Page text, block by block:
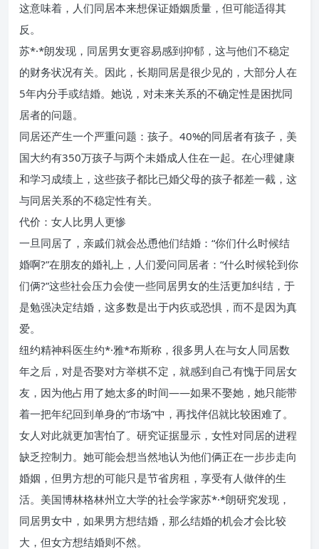
这意味着，人们同居本来想保证婚姻质量，但可能适得其
反。
苏*·*朗发现，同居男女更容易感到抑郁，这与他们不稳定
的财务状况有关。因此，长期同居是很少见的，大部分人在
5年内分手或结婚。她说，对未来关系的不确定性是困扰同
居者的问题。
同居还产生一个严重问题：孩子。40%的同居者有孩子，美
国大约有350万孩子与两个未婚成人住在一起。在心理健康
和学习成绩上，这些孩子都比已婚父母的孩子都差一截，这
与同居关系的不稳定性有关。
代价：女人比男人更惨
一旦同居了，亲戚们就会怂恿他们结婚：“你们什么时候结
婚啊?”在朋友的婚礼上，人们爱问同居者：“什么时候轮到你
们俩?”这些社会压力会使一些同居男女的生活更加纠结，于
是勉强决定结婚，这多数是出于内疚或恐惧，而不是因为真
爱。
纽约精神科医生约*·雅*布斯称，很多男人在与女人同居数
年之后，对是否娶对方举棋不定，就感到自己有愧于同居女
友，因为他占用了她太多的时间——如果不娶她，她只能带
着一把年纪回到单身的“市场”中，再找伴侣就比较困难了。
女人对此就更加害怕了。研究证据显示，女性对同居的进程
缺乏控制力。她可能会想当然地认为他们俩正在一步步走向
婚姻，但男方想的可能只是节省房租，享受有人做伴的生
活。美国博林格林州立大学的社会学家苏*·*朗研究发现，
同居男女中，如果男方想结婚，那么结婚的机会才会比较
大，但女方想结婚则不然。